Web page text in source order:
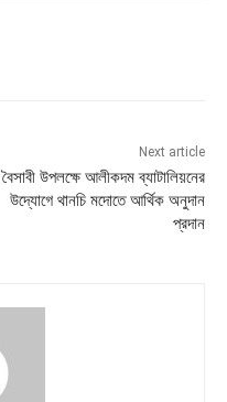
Next article
বৈসাবী উপলক্ষে আলীকদম ব্যাটালিয়নের
উদ্যোগে থানচি মদোতে আর্থিক অনুদান
প্রদান